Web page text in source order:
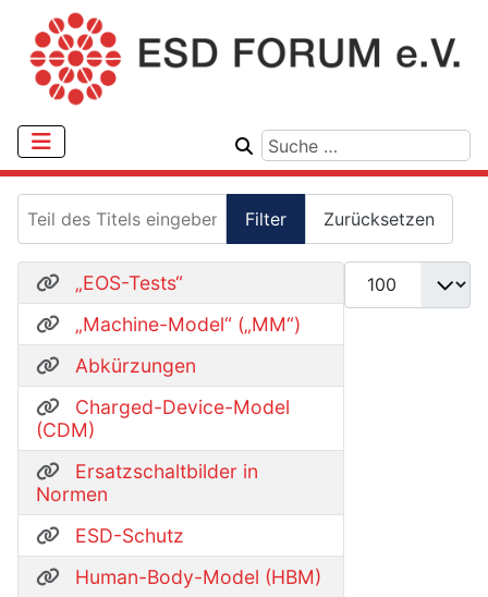
Filter Zurücksetzen
Anzeige #
„EOS-Tests“
„Machine-Model“ („MM“)
Abkürzungen
Charged-Device-Model
(CDM)
Ersatzschaltbilder in
Normen
ESD-Schutz
Human-Body-Model (HBM)